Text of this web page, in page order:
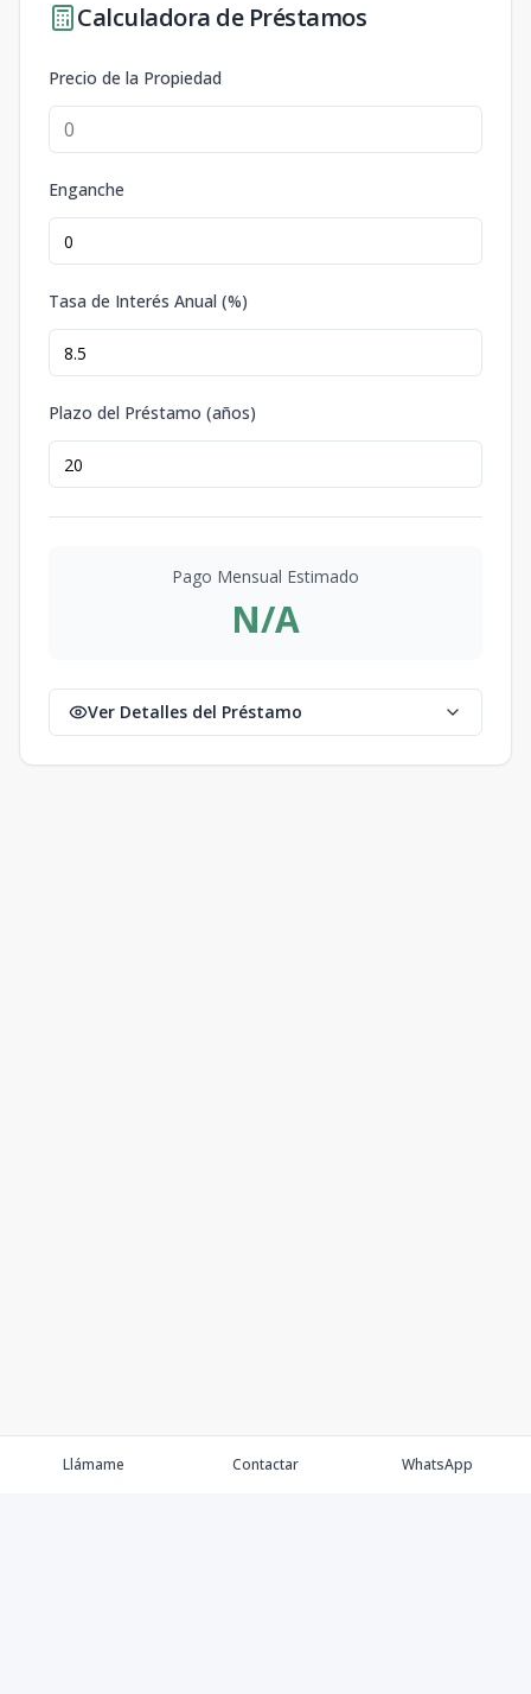
Calculadora de Préstamos
Precio de la Propiedad
Enganche
Tasa de Interés Anual (%)
Plazo del Préstamo (años)
Pago Mensual Estimado
N/A
Ver Detalles del Préstamo
Llámame Contactar WhatsApp